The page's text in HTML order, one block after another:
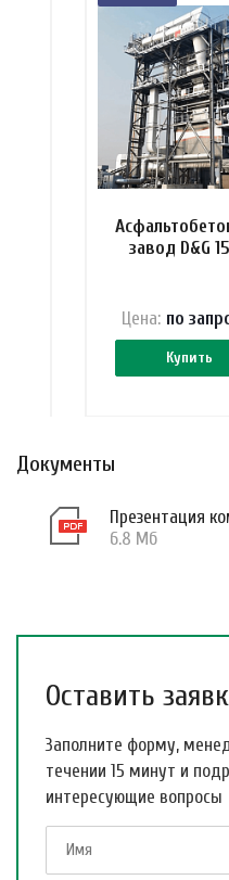
завод D&G
Купить
Цена: по запр
Документы
Презентация
6.8 Мб
Оставить
Заполните форму,
течении 15 минут и
интересующие вопросы